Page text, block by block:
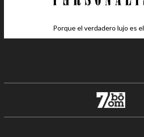
Porque el verdadero lujo es